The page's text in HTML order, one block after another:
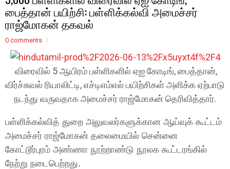
பைத்தான் பயிற்சி: பள்ளிக்கல்வி அமைச்சர்
ராஜ்மோகன் தகவல்
0 comments
விரைவில் 5 ஆயிரம் பள்ளிகளில் ஏஐ கோடிங், பைத்தான்,
விர்ச்சுவல் ரியாலிட்டி, எச்டிஎம்எல் பயிற்சிகள் அளிக்க ஏற்பாடு
நடந்து வருவதாக அமைச்சர் ராஜ்மோகன் தெரிவித்தார்.
பள்ளிக்கல்வித் துறை அலுவலர்களுக்கான ஆய்வுக் கூட்டம்
அமைச்சர் ராஜ்மோகன் தலைமையில் சென்னை
கோட்டூர்புரம் அண்ணா நூற்றாண்டு நூலக கூட்டரங்கில்
நேற்று நடைபெற்றது.